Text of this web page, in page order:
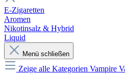
E-Zigaretten
Aromen
Nikotinsalz & Hybrid
Liquid
Menü schließen
Zeige alle Kategorien Vampire